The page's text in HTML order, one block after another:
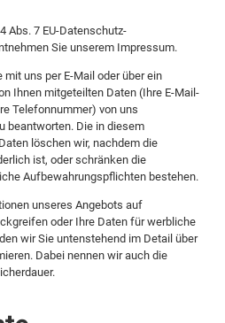
Abs. 7 EU-Datenschutz-
Sie unserem Impressum.
uns per E-Mail oder über ein
Ihnen mitgeteilten Daten (Ihre E-Mail-
Telefonnummer) von uns
beantworten. Die in diesem
löschen wir, nachdem die
ist, oder schränken die
Aufbewahrungspflichten bestehen.
unseres Angebots auf
oder Ihre Daten für werbliche
wir Sie untenstehend im Detail über
Dabei nennen wir auch die